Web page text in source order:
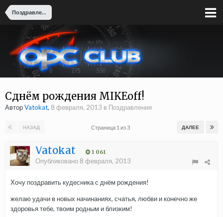
Поздравления
Сднём рождения MIKEoff!
АвторVatokat, 8 февраля, 2013 в Поздравления
НАЗАД ДАЛЕЕ
Страница 1 из 3
Vatokat 1 061
Опубликовано 8 февраля, 2013
Хочу поздравить кудесника с днём рождения!
желаю удачи в новых начинаниях, счатья, любви и конечно же
здоровья тебе, твоим родным и близким!